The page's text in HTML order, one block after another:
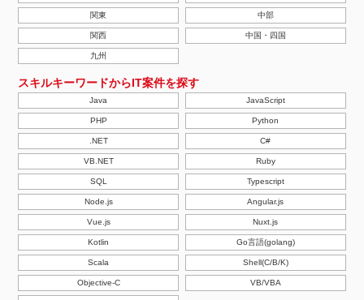
関東 中部
関西 中国・四国
九州
スキルキーワードからIT案件を探す
Java JavaScript
PHP Python
.NET C#
VB.NET Ruby
SQL Typescript
Node.js Angular.js
Vue.js Nuxt.js
Kotlin Go言語(golang)
Scala Shell(C/B/K)
Objective-C VB/VBA